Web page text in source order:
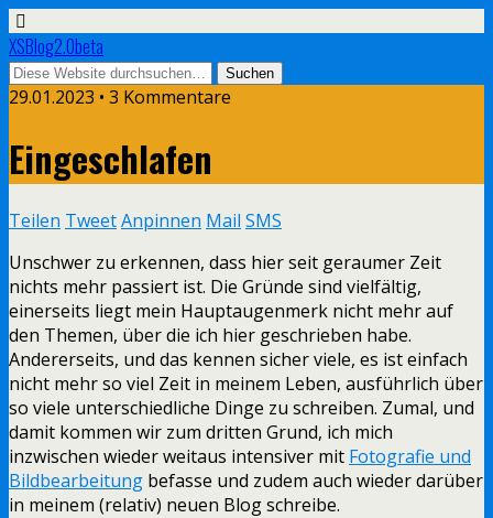
XSBlog2.0beta
29.01.2023 • 3 Kommentare
Eingeschlafen
Teilen TweetAnpinnen Mail SMS
Unschwer zu erkennen, dass hier seit geraumer Zeit
nichts mehr passiert ist. Die Gründe sind vielfältig,
einerseits liegt mein Hauptaugenmerk nicht mehr auf
den Themen, über die ich hier geschrieben habe.
Andererseits, und das kennen sicher viele, es ist einfach
nicht mehr so viel Zeit in meinem Leben, ausführlich über
so viele unterschiedliche Dinge zu schreiben. Zumal, und
damit kommen wir zum dritten Grund, ich mich
inzwischen wieder weitaus intensiver mit Fotografie und
Bildbearbeitung befasse und zudem auch wieder darüber
in meinem (relativ) neuen Blog schreibe.